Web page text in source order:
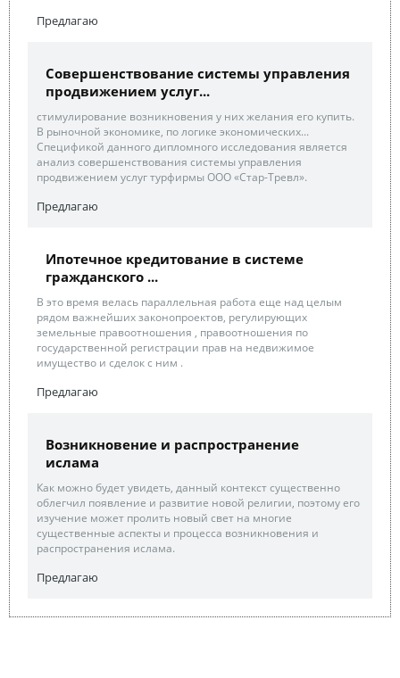
Предлагаю
Совершенствование системы управления
продвижением услуг...
стимулирование возникновения у них желания его купить.
В рыночной экономике, по логике экономических...
Спецификой данного дипломного исследования является
анализ совершенствования системы управления
продвижением услуг турфирмы ООО «Стар-Тревл».
Предлагаю
Ипотечное кредитование в системе
гражданского ...
В это время велась параллельная работа еще над целым
рядом важнейших законопроектов, регулирующих
земельные правоотношения , правоотношения по
государственной регистрации прав на недвижимое
имущество и сделок с ним .
Предлагаю
Возникновение и распространение
ислама
Как можно будет увидеть, данный контекст существенно
облегчил появление и развитие новой религии, поэтому его
изучение может пролить новый свет на многие
существенные аспекты и процесса возникновения и
распространения ислама.
Предлагаю